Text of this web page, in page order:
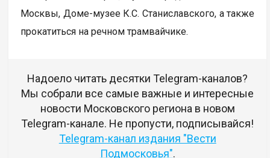
Москвы, Доме-музее К.С. Станиславского, а также
прокатиться на речном трамвайчике.
Надоело читать десятки Telegram-каналов?
Мы собрали все самые важные и интересные
новости Московского региона в новом
Telegram-канале. Не пропусти, подписывайся!
Telegram-канал издания "Вести
Подмосковья".